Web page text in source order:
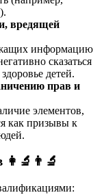
вредящей
информацию
сказаться
детей.
прав и
элементов,
как призывы к
👩‍🔬👨‍🔬